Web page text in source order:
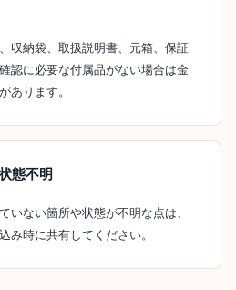
収納袋、取扱説明書、元箱、保証
認に必要な付属品がない場合は金
あります。
態不明
いない箇所や状態が不明な点は、
み時に共有してください。